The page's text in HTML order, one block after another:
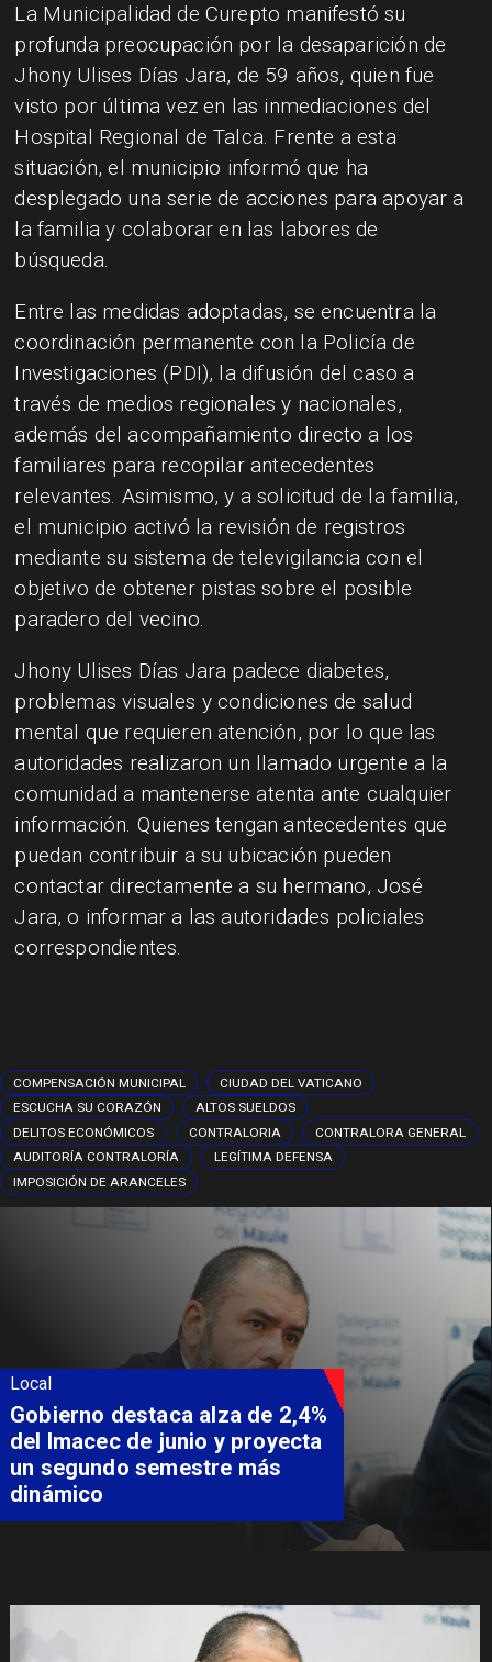
La Municipalidad de Curepto manifestó su
profunda preocupación por la desaparición de
Jhony Ulises Días Jara, de 59 años, quien fue
visto por última vez en las inmediaciones del
Hospital Regional de Talca. Frente a esta
situación, el municipio informó que ha
desplegado una serie de acciones para apoyar a
la familia y colaborar en las labores de
búsqueda.
Entre las medidas adoptadas, se encuentra la
coordinación permanente con la Policía de
Investigaciones (PDI), la difusión del caso a
través de medios regionales y nacionales,
además del acompañamiento directo a los
familiares para recopilar antecedentes
relevantes. Asimismo, y a solicitud de la familia,
el municipio activó la revisión de registros
mediante su sistema de televigilancia con el
objetivo de obtener pistas sobre el posible
paradero del vecino.
Jhony Ulises Días Jara padece diabetes,
problemas visuales y condiciones de salud
mental que requieren atención, por lo que las
autoridades realizaron un llamado urgente a la
comunidad a mantenerse atenta ante cualquier
información. Quienes tengan antecedentes que
puedan contribuir a su ubicación pueden
contactar directamente a su hermano, José
Jara, o informar a las autoridades policiales
correspondientes.
COMPENSACIÓN MUNICIPAL
CIUDAD DEL VATICANO
ESCUCHA SU CORAZÓN
ALTOS SUELDOS
DELITOS ECONÓMICOS
CONTRALORIA
CONTRALORA GENERAL
AUDITORÍA CONTRALORÍA
LEGÍTIMA DEFENSA
IMPOSICIÓN DE ARANCELES
Local
Coordinación entre Curepto,
Delegación Presidencial y
Carabineros permite rescate
aeromédico de paciente
aislado